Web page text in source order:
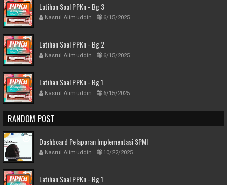
Latihan Soal PPKn - Bg 3
Nasrul Alimuddin 6/15/2025
Latihan Soal PPKn - Bg 2
Nasrul Alimuddin 6/15/2025
Latihan Soal PPKn - Bg 1
Nasrul Alimuddin 6/15/2025
RANDOM POST
Dashboard Pelaporan Implementasi SPMI
Nasrul Alimuddin 10/22/2025
Latihan Soal PPKn - Bg 1